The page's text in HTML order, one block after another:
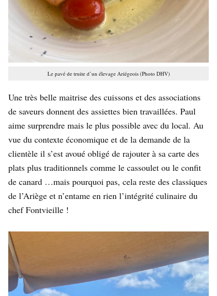
Le pavé de truite d’un élevage Ariégeois (Photo DHV)
Une très belle maitrise des cuissons et des associations
de saveurs donnent des assiettes bien travaillées. Paul
aime surprendre mais le plus possible avec du local. Au
vue du contexte économique et de la demande de la
clientèle il s’est avoué obligé de rajouter à sa carte des
plats plus traditionnels comme le cassoulet ou le confit
de canard …mais pourquoi pas, cela reste des classiques
de l’Ariège et n’entame en rien l’intégrité culinaire du
chef Fontvieille !